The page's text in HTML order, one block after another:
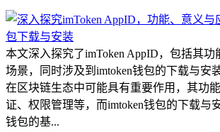
本文深入探究了imToken AppID，包括其功
场景，同时涉及到imtoken钱包的下载与安
在区块链生态中可能具有重要作用，其功
证、权限管理等，而imtoken钱包的下载与
钱包的基...